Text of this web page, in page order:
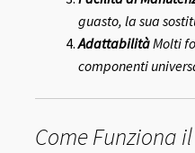
guasto, la sua
AdattabilitàMolti
componenti
Come Funziona